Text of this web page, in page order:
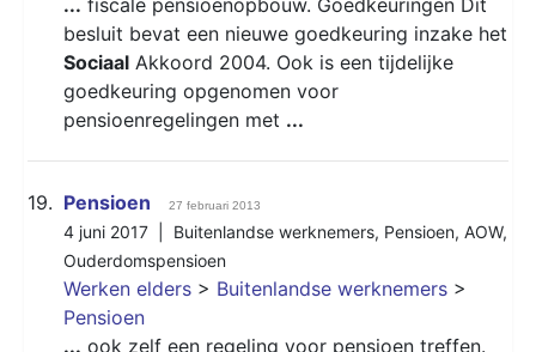
besluit bevat een nieuwe goedkeuring inzake het
Sociaal Akkoord 2004. Ook is een tijdelijke
goedkeuring opgenomen voor
pensioenregelingen met ...
19. Pensioen 27 februari 2013
4 juni 2017 | Buitenlandse werknemers, Pensioen, AOW,
Ouderdomspensioen
Werken elders > Buitenlandse werknemers >
Pensioen
... ook zelf een regeling voor pensioen treffen.